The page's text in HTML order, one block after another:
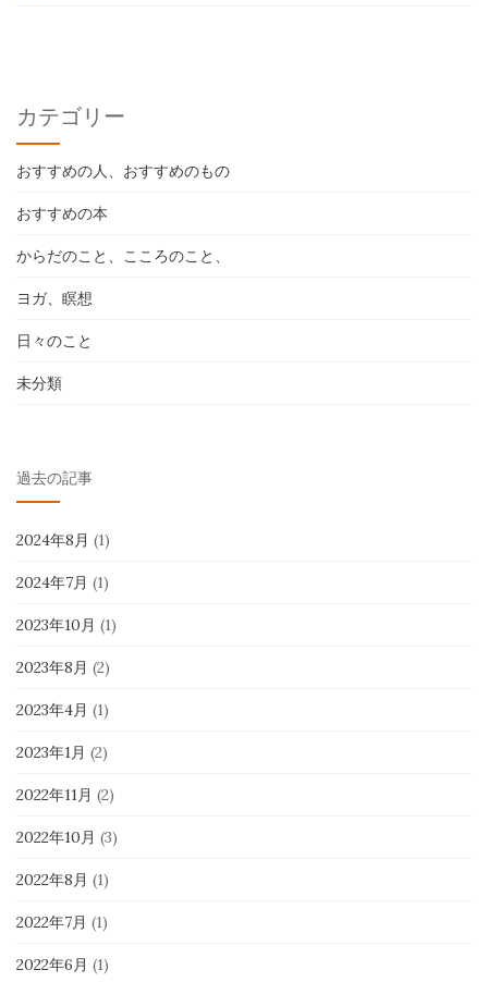
カテゴリー
おすすめの人、おすすめのもの
おすすめの本
からだのこと、こころのこと、
ヨガ、瞑想
日々のこと
未分類
過去の記事
2024年8月 (1)
2024年7月 (1)
2023年10月 (1)
2023年8月 (2)
2023年4月 (1)
2023年1月 (2)
2022年11月 (2)
2022年10月 (3)
2022年8月 (1)
2022年7月 (1)
2022年6月 (1)